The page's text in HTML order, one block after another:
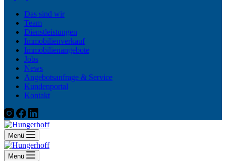
Das sind wir
Team
Dienstleistungen
Immobilienverkauf
Immobilienangebote
Jobs
News
Angebotsanfrage & Service
Kundenportal
Kontakt
Menü
Menü